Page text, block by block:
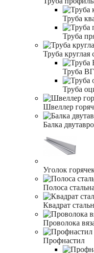
Труба
Труба
Труба круглая
Труба
Труба
Швеллер
Балка
Уголок
Полоса
Квадрат
Проволока
Профнастил